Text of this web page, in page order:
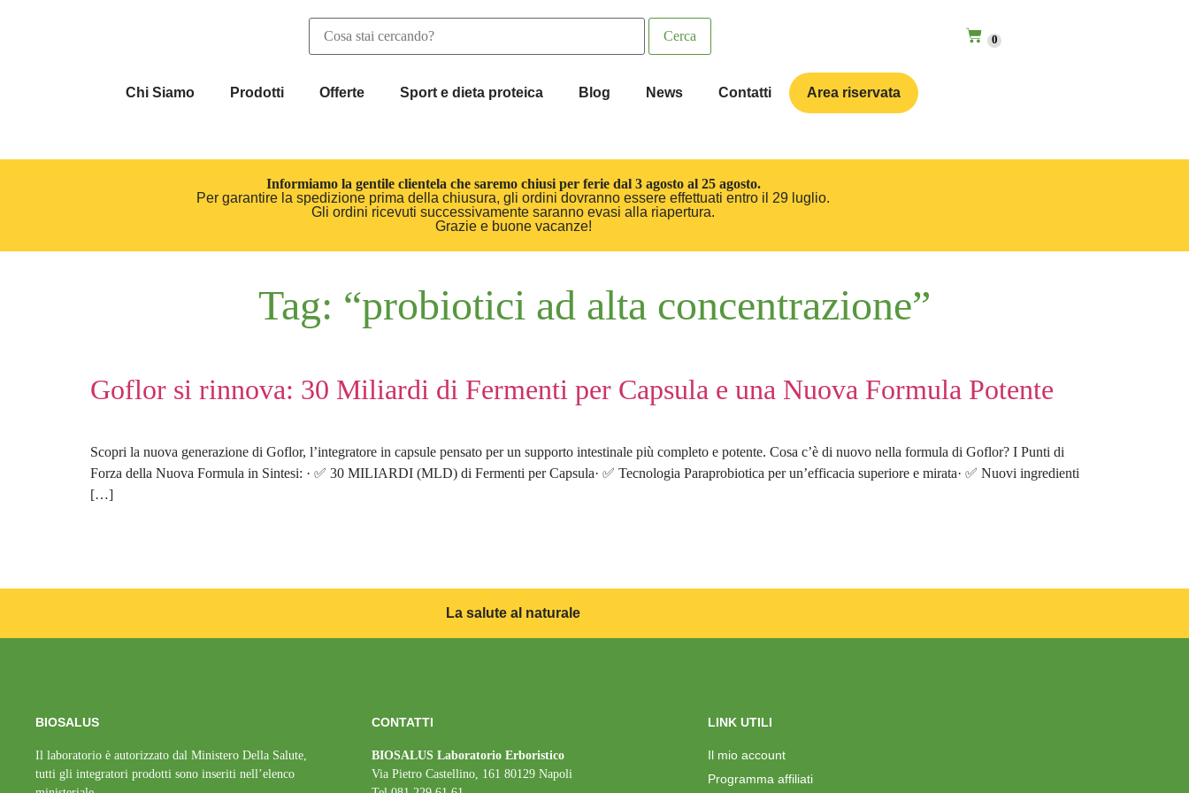
0
Chi Siamo Prodotti Offerte Sport e dieta proteica Blog News Contatti Area riservata
Informiamo la gentile clientela che saremo chiusi per ferie dal 3 agosto al 25 agosto.
Per garantire la spedizione prima della chiusura, gli ordini dovranno essere effettuati entro il 29 luglio.
Gli ordini ricevuti successivamente saranno evasi alla riapertura.
Grazie e buone vacanze!
Tag: “probiotici ad alta concentrazione”
Goflor si rinnova: 30 Miliardi di Fermenti per Capsula e una Nuova Formula Potente
Scopri la nuova generazione di Goflor, l’integratore in capsule pensato per un supporto intestinale più completo e potente. Cosa c’è di nuovo nella formula di Goflor? I Punti di
Forza della Nuova Formula in Sintesi: · ✅ 30 MILIARDI (MLD) di Fermenti per Capsula· ✅ Tecnologia Paraprobiotica per un’efficacia superiore e mirata· ✅ Nuovi ingredienti
[…]
La salute al naturale
BIOSALUS
Il laboratorio è autorizzato dal Ministero Della Salute,
tutti gli integratori prodotti sono inseriti nell’elenco
CONTATTI
BIOSALUS Laboratorio Erboristico
Via Pietro Castellino, 161 80129 Napoli
LINK UTILI
Il mio account
Programma affiliati